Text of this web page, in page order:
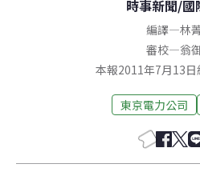
時事新聞/國
編譯—林
審校—翁
本報2011年7月13日
東京電力公司